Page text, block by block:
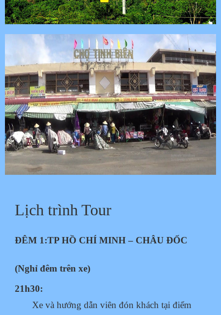
Lịch trình Tour
ĐÊM 1:TP HỒ CHÍ MINH – CHÂU ĐỐC
(Nghỉ đêm trên xe)
21h30:
Xe và hướng dẫn viên đón khách tại điểm